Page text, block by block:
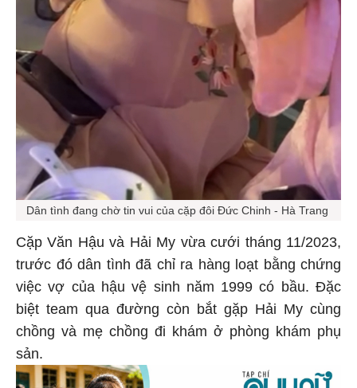
Dân tình đang chờ tin vui của cặp đôi Đức Chinh - Hà Trang
Cặp Văn Hậu và Hải My vừa cưới tháng 11/2023,
trước đó dân tình đã chỉ ra hàng loạt bằng chứng
việc vợ của hậu vệ sinh năm 1999 có bầu. Đặc
biệt team qua đường còn bắt gặp Hải My cùng
chồng và mẹ chồng đi khám ở phòng khám phụ
sản.